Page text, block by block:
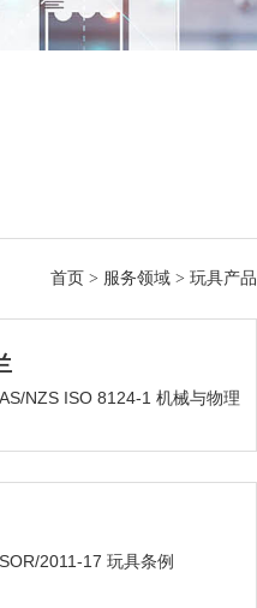
首页 > 服务领域> 玩具产品
NZS ISO 8124-1 机械与物理
2011-17 玩具条例